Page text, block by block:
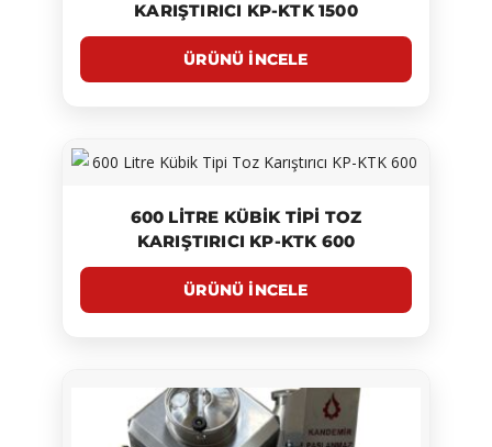
KARIŞTIRICI KP-KTK 1500
600 LITRE KÜBIK TIPI TOZ
KARIŞTIRICI KP-KTK 600